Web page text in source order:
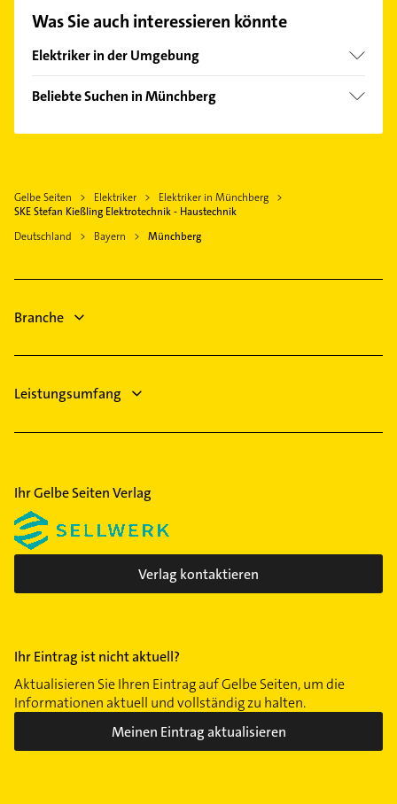
auswählen. Hier finden Sie alleKontaktdaten
Was Sie auch interessieren könnte
Elektriker in der Umgebung
Helmbrechts
Weißenstadt
Hof Saale
Naila
Rehau
Stadtsteinach
Beliebte Suchen in Münchberg
Steuerberater
Bauunternehmen
Hausarzt
Arzt
Immobilien
Gelbe Seiten Elektriker
Elektriker in Münchberg
SKE Stefan Kießling Elektrotechnik - Haustechnik
Deutschland
Bayern Münchberg
Branche
Leistungsumfang
Ihr Gelbe Seiten Verlag
Verlag kontaktieren
Ihr Eintrag ist nicht aktuell?
Aktualisieren Sie Ihren Eintrag auf Gelbe Seiten, um die
Informationen aktuell und vollständig zu halten.
Meinen Eintrag aktualisieren